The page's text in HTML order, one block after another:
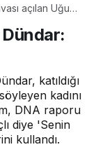
açılan Uğur
Dündar:
katıldığı
kadını
DNA raporu
diye 'Senin
kullandı.